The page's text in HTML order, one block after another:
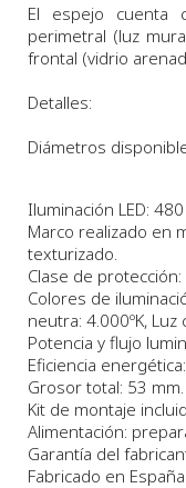
El espejo cuenta
perimetral (luz
frontal (vidrio
Detalles:
Diámetros
Iluminación LED:
Marco realizado en
texturizado.
Clase de
Colores de
neutra: 4.000ºK, Luz
Potencia y flujo
Eficiencia energética:
Grosor total: 53 mm.
Kit de montaje
Alimentación:
Garantía del
Fabricado en España.